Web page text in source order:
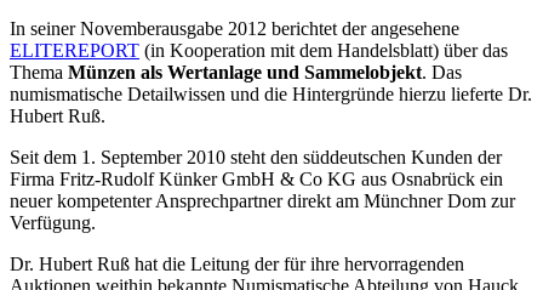
In seiner Novemberausgabe 2012 berichtet der angesehene
ELITEREPORT (in Kooperation mit dem Handelsblatt) über das
Thema Münzen als Wertanlage und Sammelobjekt. Das
numismatische Detailwissen und die Hintergründe hierzu lieferte Dr.
Hubert Ruß.
Seit dem 1. September 2010 steht den süddeutschen Kunden der
Firma Fritz-Rudolf Künker GmbH & Co KG aus Osnabrück ein
neuer kompetenter Ansprechpartner direkt am Münchner Dom zur
Verfügung.
Dr. Hubert Ruß hat die Leitung der für ihre hervorragenden